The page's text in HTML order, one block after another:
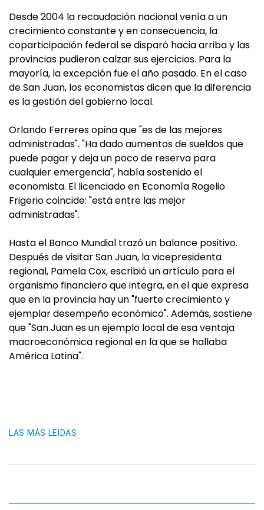
Desde 2004 la recaudación nacional venía a un
crecimiento constante y en consecuencia, la
coparticipación federal se disparó hacia arriba y las
provincias pudieron calzar sus ejercicios. Para la
mayoría, la excepción fue el año pasado. En el caso
de San Juan, los economistas dicen que la diferencia
es la gestión del gobierno local.
Orlando Ferreres opina que "es de las mejores
administradas". "Ha dado aumentos de sueldos que
puede pagar y deja un poco de reserva para
cualquier emergencia", había sostenido el
economista. El licenciado en Economía Rogelio
Frigerio coincide: "está entre las mejor
administradas".
Hasta el Banco Mundial trazó un balance positivo.
Después de visitar San Juan, la vicepresidenta
regional, Pamela Cox, escribió un artículo para el
organismo financiero que integra, en el que expresa
que en la provincia hay un "fuerte crecimiento y
ejemplar desempeño económico". Además, sostiene
que "San Juan es un ejemplo local de esa ventaja
macroeconómica regional en la que se hallaba
América Latina".
LAS MÁS LEIDAS